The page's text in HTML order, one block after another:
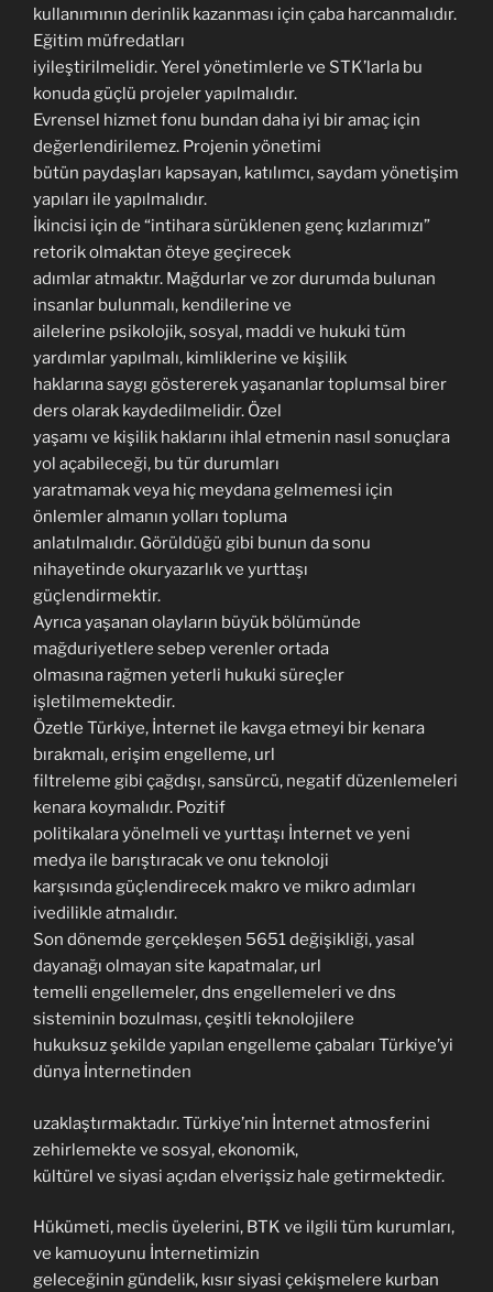
kullanımının derinlik kazanması için çaba harcanmalıdır.
Eğitim müfredatları
iyileştirilmelidir. Yerel yönetimlerle ve STK’larla bu
konuda güçlü projeler yapılmalıdır.
Evrensel hizmet fonu bundan daha iyi bir amaç için
değerlendirilemez. Projenin yönetimi
bütün paydaşları kapsayan, katılımcı, saydam yönetişim
yapıları ile yapılmalıdır.
İkincisi için de “intihara sürüklenen genç kızlarımızı”
retorik olmaktan öteye geçirecek
adımlar atmaktır. Mağdurlar ve zor durumda bulunan
insanlar bulunmalı, kendilerine ve
ailelerine psikolojik, sosyal, maddi ve hukuki tüm
yardımlar yapılmalı, kimliklerine ve kişilik
haklarına saygı göstererek yaşananlar toplumsal birer
ders olarak kaydedilmelidir. Özel
yaşamı ve kişilik haklarını ihlal etmenin nasıl sonuçlara
yol açabileceği, bu tür durumları
yaratmamak veya hiç meydana gelmemesi için
önlemler almanın yolları topluma
anlatılmalıdır. Görüldüğü gibi bunun da sonu
nihayetinde okuryazarlık ve yurttaşı
güçlendirmektir.
Ayrıca yaşanan olayların büyük bölümünde
mağduriyetlere sebep verenler ortada
olmasına rağmen yeterli hukuki süreçler
işletilmemektedir.
Özetle Türkiye, İnternet ile kavga etmeyi bir kenara
bırakmalı, erişim engelleme, url
filtreleme gibi çağdışı, sansürcü, negatif düzenlemeleri
kenara koymalıdır. Pozitif
politikalara yönelmeli ve yurttaşı İnternet ve yeni
medya ile barıştıracak ve onu teknoloji
karşısında güçlendirecek makro ve mikro adımları
ivedilikle atmalıdır.
Son dönemde gerçekleşen 5651 değişikliği, yasal
dayanağı olmayan site kapatmalar, url
temelli engellemeler, dns engellemeleri ve dns
sisteminin bozulması, çeşitli teknolojilere
hukuksuz şekilde yapılan engelleme çabaları Türkiye’yi
dünya İnternetinden
uzaklaştırmaktadır. Türkiye’nin İnternet atmosferini
zehirlemekte ve sosyal, ekonomik,
kültürel ve siyasi açıdan elverişsiz hale getirmektedir.
Hükümeti, meclis üyelerini, BTK ve ilgili tüm kurumları,
ve kamuoyunu İnternetimizin
geleceğinin gündelik, kısır siyasi çekişmelere kurban